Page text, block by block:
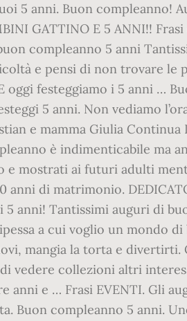
5 anni. Buon compleanno!
GATTINO E 5 ANNI!!
compleanno 5 anni
e pensi di non trovare
festeggiamo i 5 anni …
5 anni. Non vediamo
e mamma Giulia
è indimenticabile ma
mostrati ai futuri adulti
di matrimonio.
anni! Tantissimi auguri di
a cui voglio un mondo
mangia la torta e
collezioni altri
anni e … Frasi EVENTI. Gli
Buon compleanno 5 anni.